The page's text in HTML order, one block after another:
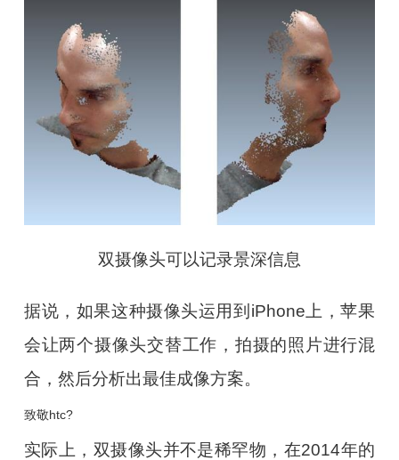
双摄像头可以记录景深信息
据说，如果这种摄像头运用到iPhone上，苹果
会让两个摄像头交替工作，拍摄的照片进行混
合，然后分析出最佳成像方案。
致敬htc?
实际上，双摄像头并不是稀罕物，在2014年的